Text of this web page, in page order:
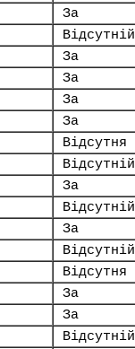
За
Відсутній
За
За
За
За
Відсутня
Відсутній
За
Відсутній
За
Відсутній
Відсутня
За
За
Відсутній